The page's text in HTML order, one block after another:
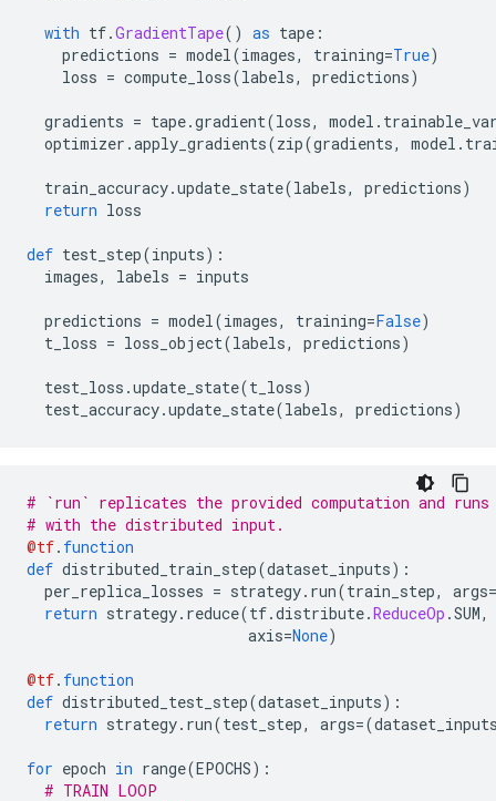
with tf.GradientTape() as tape :
predictions = model(images, training=True)
loss = compute_loss(labels, predictions)
gradients = tape.gradient(loss, model .
optimizer .apply_gradients(zip(gradients, model .
train_accuracy.update_state(labels, predictions)
return loss
def test_step(inputs):
images, labels = inputs
predictions = model(images, training=False)
t_loss = loss_object(labels, predictions)
test_loss .update_state(t_loss)
test_accuracy.update_state(labels, predictions)
# `run` replicates the provided computation and
# with the distributed input.
@tf. function
def distributed_train_step(dataset_inputs):
per_replica_losses = strategy. run(train_step, args
return strategy. reduce(tf.distribute.ReduceOp .SUM,
axis=None)
@tf. function
def distributed_test_step(dataset_inputs):
return strategy. run(test_step, args=(
for epoch in range(EPOCHS):
# TRAIN LOOP